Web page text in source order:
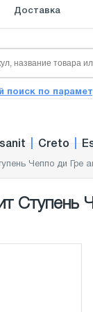
Доставка
поиск по
Creto
Чеппо ди Гре
Ступень